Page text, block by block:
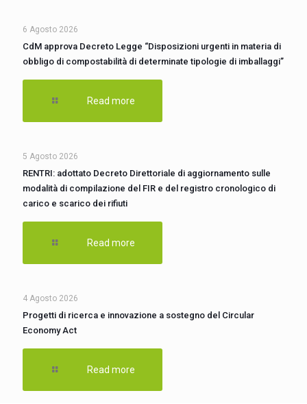
6 Agosto 2026
CdM approva Decreto Legge “Disposizioni urgenti in materia di
obbligo di compostabilità di determinate tipologie di imballaggi”
Read more
5 Agosto 2026
RENTRI: adottato Decreto Direttoriale di aggiornamento sulle
modalità di compilazione del FIR e del registro cronologico di
carico e scarico dei rifiuti
Read more
4 Agosto 2026
Progetti di ricerca e innovazione a sostegno del Circular
Economy Act
Read more